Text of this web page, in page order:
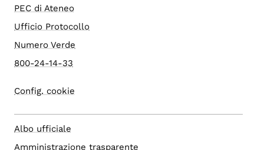
PEC di Ateneo
Ufficio Protocollo
Numero Verde
800-24-14-33
Config. cookie
Albo ufficiale
Amministrazione trasparente